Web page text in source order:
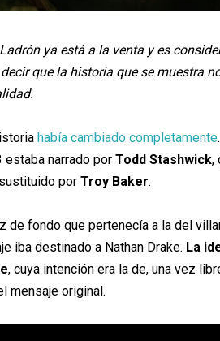
ya está a la venta y es
que la historia que se muestra
había cambiado completamente
estaba narrado por Todd Stashwick,
por Troy Baker.
de fondo que pertenecía a la del
iba destinado a Nathan Drake. La
, cuya intención era la de, una vez
mensaje original.